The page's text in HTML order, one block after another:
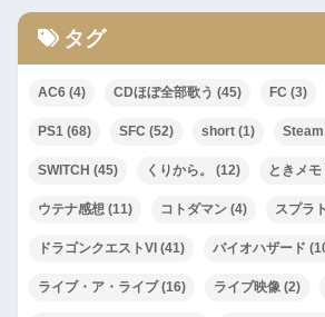
タグ
AC6 (4) CDほぼ全部歌う (45) FC (3)
PS1 (68) SFC (52) short (1) Steam
SWITCH (45) くりから。 (12) ときメモ
ウテナ感想 (11) コトダマン (4) スプラ
ドラゴンクエストVI (41) バイオハザード
ライブ・ア・ライブ(16) ライブ映像 (2)